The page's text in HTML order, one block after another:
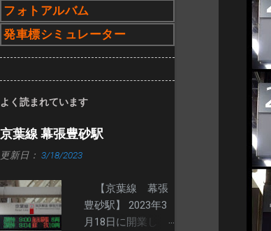
フォトアルバム
発車標シミュレーター
よく読まれています
京葉線 幕張豊砂駅
更新日： 3/18/2023
【京葉線 幕張
豊砂駅】 2023年3
月18日に開業し